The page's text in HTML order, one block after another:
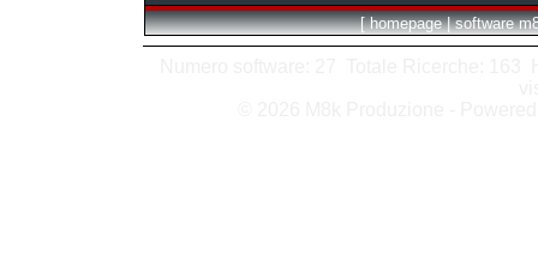
[ homepage | software